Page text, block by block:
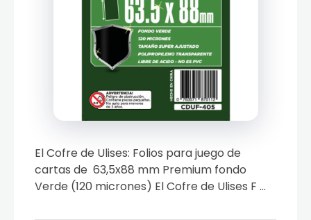
El Cofre de Ulises: Folios para juego de
cartas de 63,5x88 mm Premium fondo
Verde (120 micrones) El Cofre de Ulises F ...